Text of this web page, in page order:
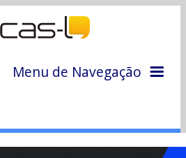
Menu de Navegação